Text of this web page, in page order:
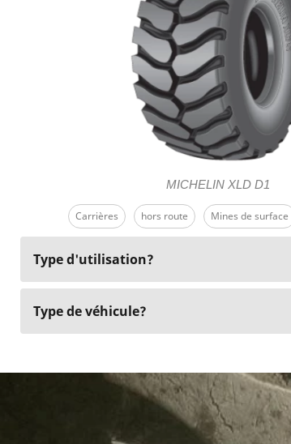
MICHELIN XLD D1
Carrières hors route Mines de surface
Type d'utilisation?
Type de véhicule?